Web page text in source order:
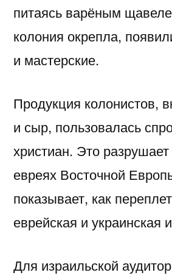
питаясь варёным
колония окрепла,
и мастерские.
Продукция колонистов,
и сыр, пользовалась
христиан. Это
евреях Восточной
показывает, как
еврейская и украинская
Для израильской